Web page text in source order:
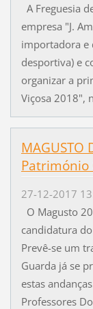
A Freguesia
empresa "J.
importadora e
desportiva) e
organizar a
Viçosa 2018",
MAGUSTO
27-12-2017
O Magusto
candidatura
Prevê-se um
Guarda já se
estas
Professores